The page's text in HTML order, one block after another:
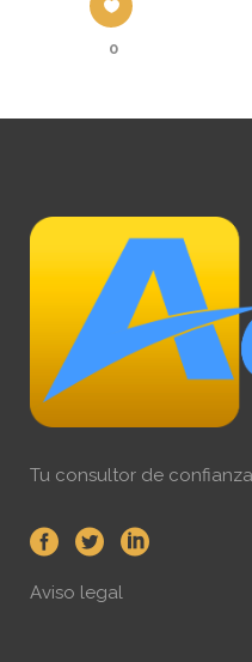
0
Tu consultor de confianza
Aviso legal